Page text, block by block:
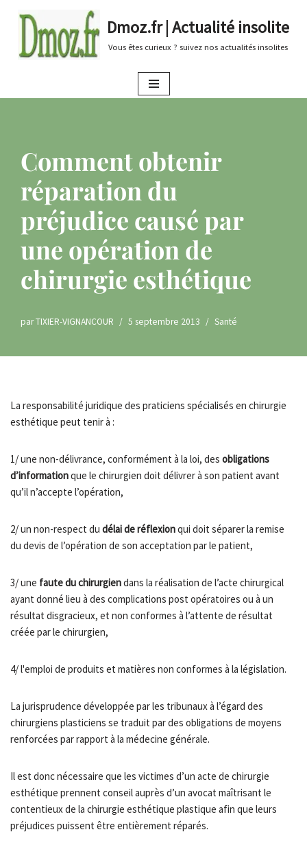
au
Dmoz.fr | Actualité insolite
Vous êtes curieux ? suivez nos actualités insolites
Comment obtenir
réparation du
préjudice causé par
une opération de
chirurgie esthétique
parTIXIER-VIGNANCOUR 5 septembre 2013 Santé
La responsabilité juridique des praticiens spécialisés en chirurgie
esthétique peut tenir à :
1/ une non-délivrance, conformément à la loi, des obligations
d’informationque le chirurgien doit délivrer à son patient avant
qu’il n’accepte l’opération,
2/ un non-respect du délai de réflexionqui doit séparer la remise
du devis de l’opération de son acceptation par le patient,
3/ une faute du chirurgiendans la réalisation de l’acte chirurgical
ayant donné lieu à des complications post opératoires ou à un
résultat disgracieux, et non conformes à l’attente de résultat
créée par le chirurgien,
4/ l'emploi de produits et matières non conformes à la législation.
La jurisprudence développée par les tribunaux à l’égard des
chirurgiens plasticiens se traduit par des obligations de moyens
renforcées par rapport à la médecine générale.
Il est donc nécessaire que les victimes d’un acte de chirurgie
esthétique prennent conseil auprès d’un avocat maîtrisant le
contentieux de la chirurgie esthétique plastique afin que leurs
préjudices puissent être entièrement réparés.